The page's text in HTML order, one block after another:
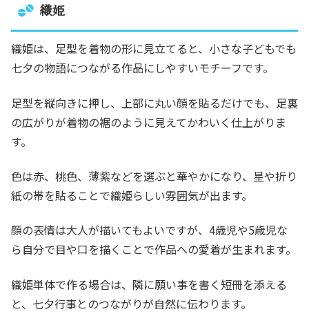
織姫
織姫は、足型を着物の形に見立てると、小さな子どもでも
七夕の物語につながる作品にしやすいモチーフです。
足型を縦向きに押し、上部に丸い顔を貼るだけでも、足裏
の広がりが着物の裾のように見えてかわいく仕上がりま
す。
色は赤、桃色、薄紫などを選ぶと華やかになり、星や折り
紙の帯を貼ることで織姫らしい雰囲気が出ます。
顔の表情は大人が描いてもよいですが、4歳児や5歳児な
ら自分で目や口を描くことで作品への愛着が生まれます。
織姫単体で作る場合は、隣に願い事を書く短冊を添える
と、七夕行事とのつながりが自然に伝わります。